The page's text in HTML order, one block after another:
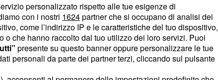
personalizzato rispetto alle tue esigenze di
con i nostri 1624partner che si occupano di analisi dei
come l’indirizzo IP e le caratteristiche del tuo dispositivo,
che hanno raccolto dal tuo utilizzo dei loro servizi. Puoi
presente su questo banner oppure personalizzare le tue
personali da parte dei partner terzi, cliccando sul pulsante